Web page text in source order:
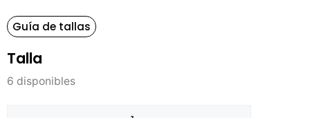
Guía de tallas
Talla
6 disponibles